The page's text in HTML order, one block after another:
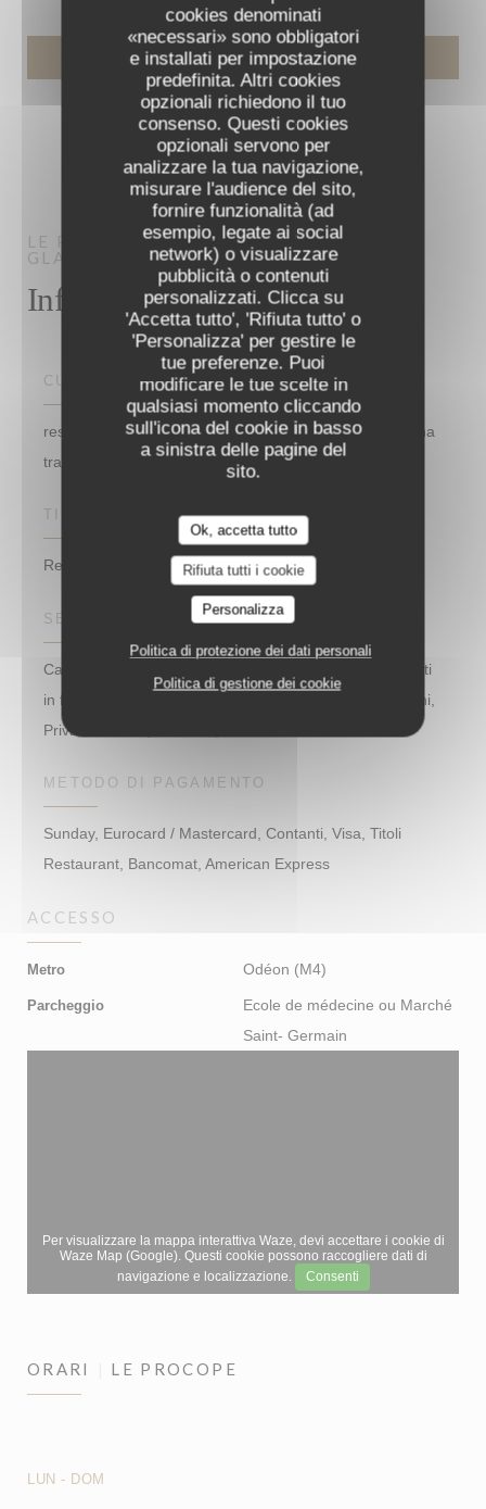
cookies denominati
«necessari» sono obbligatori
e installati per impostazione
predefinita. Altri cookies
opzionali richiedono il tuo
consenso. Questi cookies
opzionali servono per
analizzare la tua navigazione,
misurare l'audience del sito,
fornire funzionalità (ad
esempio, legate ai social
network) o visualizzare
pubblicità o contenuti
personalizzati. Clicca su
'Accetta tutto', 'Rifiuta tutto' o
'Personalizza' per gestire le
tue preferenze. Puoi
modificare le tue scelte in
qualsiasi momento cliccando
sull'icona del cookie in basso
a sinistra delle pagine del
sito.
Ok, accetta tutto
Rifiuta tutti i cookie
Personalizza
Politica di protezione dei dati personali
Politica di gestione dei cookie
LE PROCOPERESTAURANT – CAFÉ –
GLACIER
PARIS
Informazioni pratiche
CUCINA
restauro classico e borghese, Cuisine Française , Cucina
tradizionale, Francese
TIPOLOGIA
Restaurant – Café – Glacier
SERVIZI
Camera con aria condizionata, Anniversari, Gruppi, Pasti
in famiglia, caricatore del telefono cellulare, Prenotazioni,
Privatizzazione, Terrazzo, Connessione wifi
METODO DI PAGAMENTO
Sunday, Eurocard / Mastercard, Contanti, Visa, Titoli
Restaurant, Bancomat, American Express
ACCESSO
Metro Odéon (M4)
Parcheggio
Ecole de médecine ou Marché
Saint- Germain
Per visualizzare la mappa interattiva Waze, devi accettare i cookie di
Waze Map (Google). Questi cookie possono raccogliere dati di
navigazione e localizzazione.
Consenti
ORARI LE PROCOPE
LUN - DOM